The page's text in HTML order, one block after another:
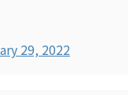
29, 2022